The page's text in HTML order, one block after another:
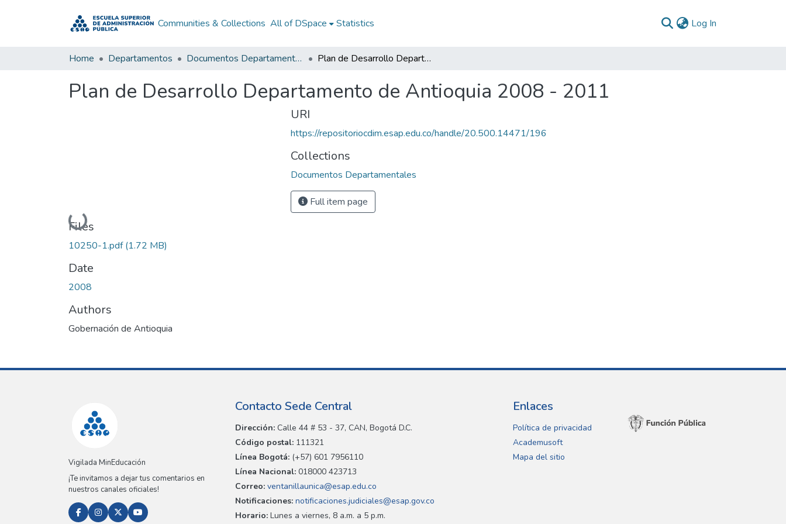
Communities & Collections All of DSpace Statistics Log In
Home Departamentos Documentos Departamentales Plan de Desarrollo Departamento de Antioquia 2008 - 2011
Plan de Desarrollo Departamento de Antioquia 2008 - 2011
Loading...
Files
10250-1.pdf(1.72 MB)
Date
2008
Authors
Gobernación de Antioquia
URI
https://repositoriocdim.esap.edu.co/handle/20.500.14471/196
Collections
Documentos Departamentales
Full item page
Vigilada MinEducación
¡Te invitamos a dejar tus comentarios en
nuestros canales oficiales!
Contacto Sede Central
Dirección: Calle 44 # 53 - 37, CAN, Bogotá D.C.
Código postal: 111321
Línea Bogotá: (+57) 601 7956110
Línea Nacional: 018000 423713
Correo: ventanillaunica@esap.edu.co
Notificaciones: notificaciones.judiciales@esap.gov.co
Horario: Lunes a viernes, 8 a.m. a 5 p.m.
Enlaces
Política de privacidad
Academusoft
Mapa del sitio